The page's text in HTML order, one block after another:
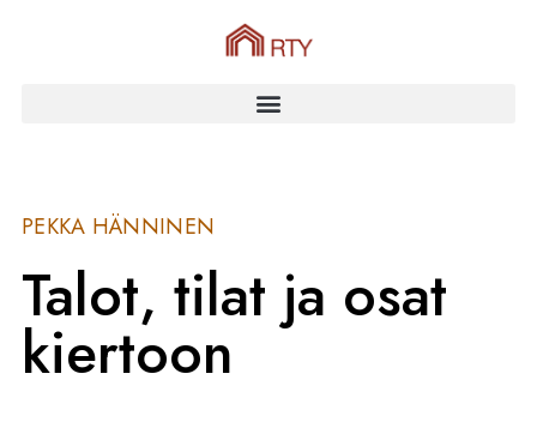
PEKKA HÄNNINEN
Talot, tilat ja osat
kiertoon